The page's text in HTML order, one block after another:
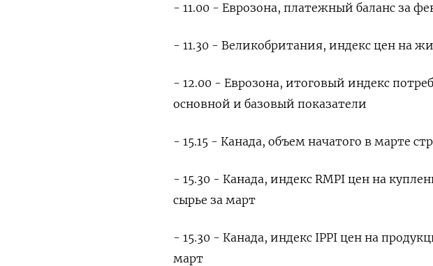
- 11.00 - Еврозона, платежный баланс за
- 11.30 - Великобритания, индекс цен на
- 12.00 - Еврозона, итоговый индекс
основной и базовый показатели
- 15.15 - Канада, объем начатого в марте
- 15.30 - Канада, индекс RMPI цен на
сырье за март
- 15.30 - Канада, индекс IPPI цен на
март